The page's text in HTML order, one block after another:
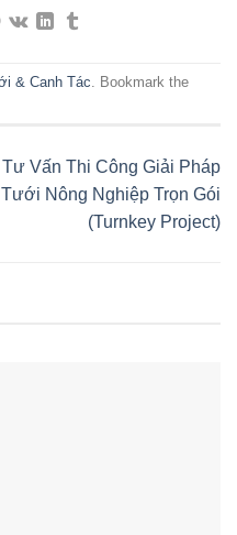
& Canh Tác . Bookmark the
Tư Vấn Thi Công Giải Pháp
Tưới Nông Nghiệp Trọn Gói
(Turnkey Project)